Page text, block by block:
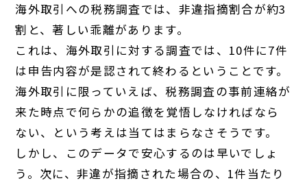
海外取引への税務調査では、非違指摘割合が約3
割と、著しい乖離があります。
これは、海外取引に対する調査では、10件に7件
は申告内容が是認されて終わるということです。
海外取引に限っていえば、税務調査の事前連絡が
来た時点で何らかの追徴を覚悟しなければなら
ない、という考えは当てはまらなさそうです。
しかし、このデータで安心するのは早いでしょ
う。次に、非違が指摘された場合の、1件当たり